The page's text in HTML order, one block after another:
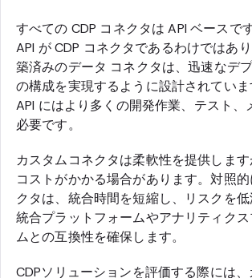
すべての CDP コネクタは API ベースで
API が CDP コネクタであるわけではあ
築済みのデータ コネクタは、迅速なデ
の構成を実現するように設計されてい
API にはより多くの開発作業、テスト、
必要です。
カスタムコネクタは柔軟性を提供しま
コストがかかる場合があります。対照
クタは、統合時間を短縮し、リスクを
統合プラットフォームやアナリティク
ムとの互換性を確保します。
CDPソリューションを評価する際には